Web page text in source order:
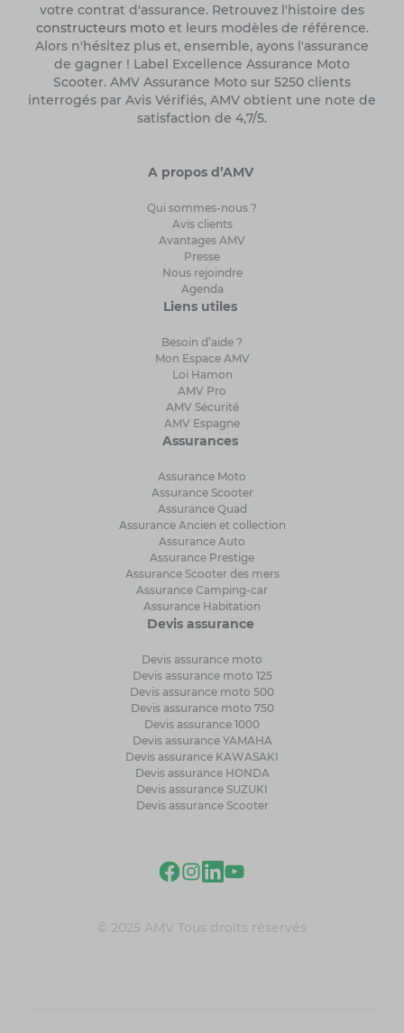
votre contrat d'assurance. Retrouvez l'histoire des
constructeurs motoet leurs modèles de référence.
Alors n'hésitez plus et, ensemble, ayons l'assurance
de gagner ! Label Excellence Assurance Moto
Scooter. AMV Assurance Moto sur 5250 clients
interrogés par Avis Vérifiés, AMV obtient une note de
satisfaction de 4,7/5.
A propos d’AMV
Qui sommes-nous ?
Avis clients
Avantages AMV
Presse
Nous rejoindre
Agenda
Liens utiles
Besoin d’aide ?
Mon Espace AMV
Loi Hamon
AMV Pro
AMV Sécurité
AMV Espagne
Assurances
Assurance Moto
Assurance Scooter
Assurance Quad
Assurance Ancien et collection
Assurance Auto
Assurance Prestige
Assurance Scooter des mers
Assurance Camping-car
Assurance Habitation
Devis assurance
Devis assurance moto
Devis assurance moto 125
Devis assurance moto 500
Devis assurance moto 750
Devis assurance 1000
Devis assurance YAMAHA
Devis assurance KAWASAKI
Devis assurance HONDA
Devis assurance SUZUKI
Devis assurance Scooter
© 2025 AMV Tous droits réservés